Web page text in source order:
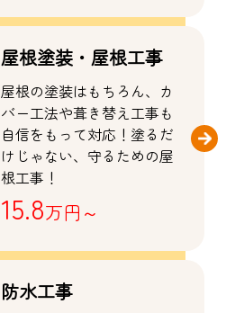
屋根塗装・屋根工事
屋根の塗装はもちろん、カ
バー工法や葺き替え工事も
自信をもって対応！塗るだ
けじゃない、守るための屋
根工事！
15.8万円～
防水工事